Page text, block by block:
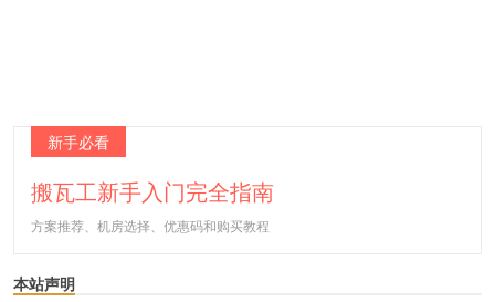
新手必看
搬瓦工新手入门完全指南
方案推荐、机房选择、优惠码和购买教程
本站声明